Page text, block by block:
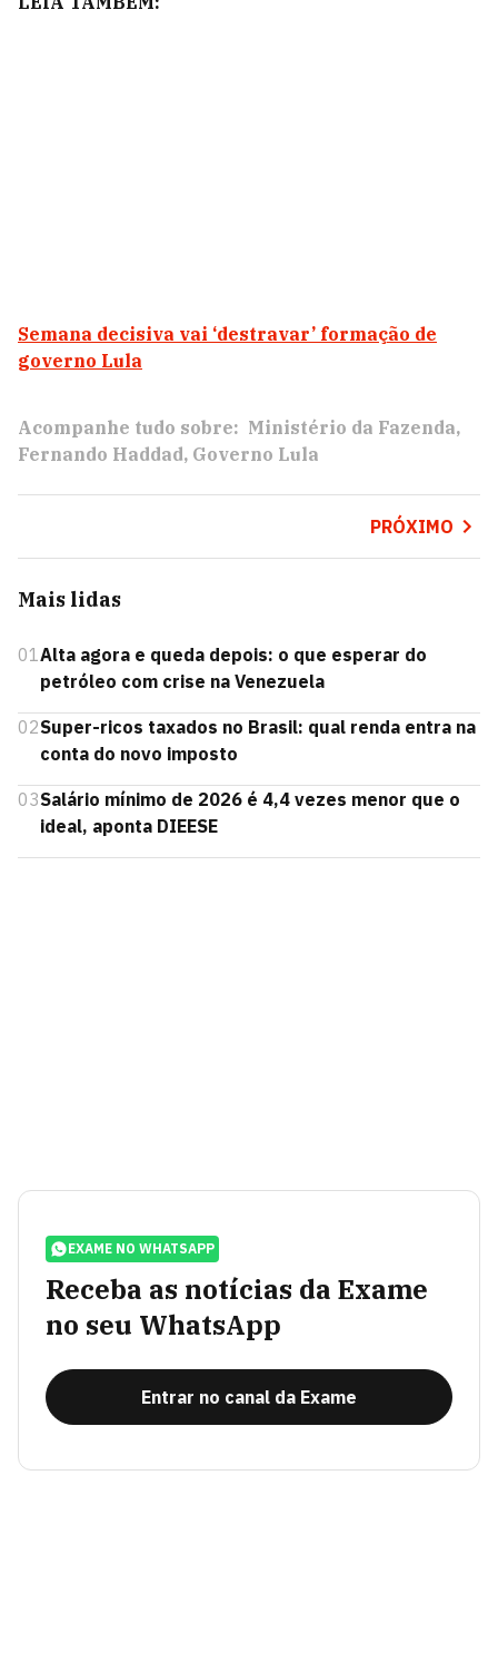
Semana decisiva vai ‘destravar’ formação de
governo Lula
Acompanhe tudo sobre: Ministério da Fazenda
Fernando Haddad Governo Lula
PRÓXIMO
Mais lidas
01Alta agora e queda depois: o que esperar do
petróleo com crise na Venezuela
02Super-ricos taxados no Brasil: qual renda entra na
conta do novo imposto
03Salário mínimo de 2026 é 4,4 vezes menor que o
ideal, aponta DIEESE
EXAME NO WHATSAPP
Receba as notícias da Exame
no seu WhatsApp
Entrar no canal da Exame